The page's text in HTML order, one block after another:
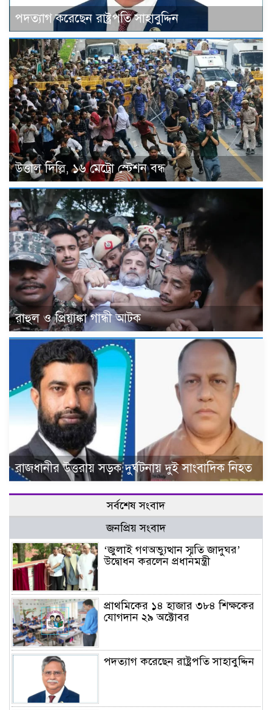
পদত্যাগ করেছেন রাষ্ট্রপতি সাহাবুদ্দিন
উত্তাল দিল্লি, ১৬ মেট্রো স্টেশন বন্ধ
রাহুল ও প্রিয়াঙ্কা গান্ধী আটক
রাজধানীর উত্তরায় সড়ক দুর্ঘটনায় দুই সাংবাদিক নিহত
সর্বশেষ সংবাদ
জনপ্রিয় সংবাদ
‘জুলাই গণঅভ্যুত্থান স্মৃতি জাদুঘর’
উদ্বোধন করলেন প্রধানমন্ত্রী
প্রাথমিকের ১৪ হাজার ৩৮৪ শিক্ষকের
যোগদান ২৯ অক্টোবর
পদত্যাগ করেছেন রাষ্ট্রপতি সাহাবুদ্দিন